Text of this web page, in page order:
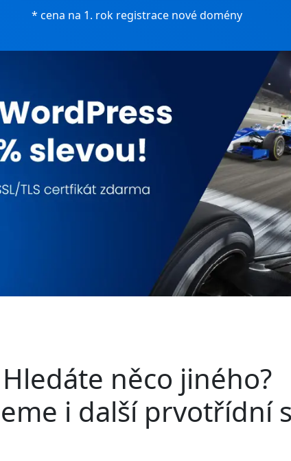
* cena na 1. rok registrace nové domény
Hledáte něco jiného?
i další prvotřídní